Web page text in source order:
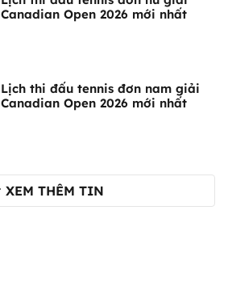
Canadian Open 2026 mới nhất
Lịch thi đấu tennis đơn nam giải
Canadian Open 2026 mới nhất
XEM THÊM TIN